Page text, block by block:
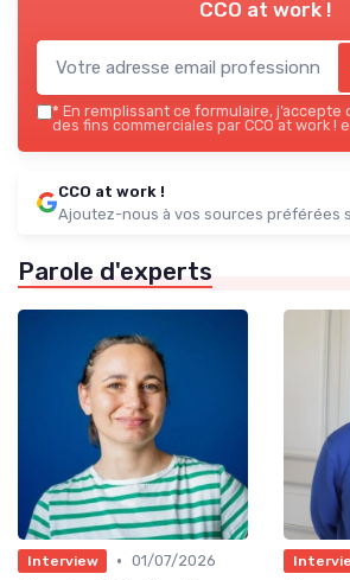
CCO at work !
* En remplissant ce formulaire, j’accepte
des fins commerciales par CCO at work !
CCO at work !
Ajoutez-nous à vos sources préférées
Parole d'experts
Interview • 01/07/2026